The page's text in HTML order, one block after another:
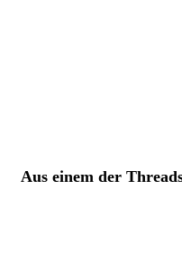
Aus einem der